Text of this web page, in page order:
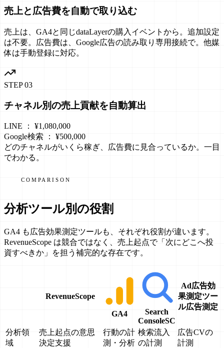
売上と広告費を自動で取り込む
売上は、GA4と同じdataLayerの購入イベントから。追加設定
は不要。広告費は、Google広告の読み取り専用接続で。他媒
体は手動登録に対応。
STEP 03
チャネル別の売上貢献を自動算出
LINE ： ¥1,080,000
Google検索 ： ¥500,000
どのチャネルがいくら稼ぎ、広告費に見合っているか。一目
でわかる。
COMPARISON
分析ツール別の役割
GA4 も広告効果測定ツールも、それぞれ役割が違います。
RevenueScope は競合ではなく、売上起点で「次にどこへ投
資すべきか」を担う補完的な存在です。
RevenueScope
GA4
Search
ConsoleSC
Ad広告効
果測定ツー
ル広告測定
分析領
域
売上起点の意思
決定支援
行動の計
測・分析
検索流入
の計測
広告CVの
計測